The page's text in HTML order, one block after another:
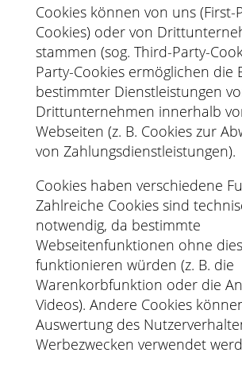
Cookies können von uns (First-
Cookies) oder von
stammen (sog. Third-Party-
Party-Cookies ermöglichen die
bestimmter Dienstleistungen
Drittunternehmen innerhalb
Webseiten (z. B. Cookies zur
von Zahlungsdienstleistungen).
Cookies haben verschiedene
Zahlreiche Cookies sind
notwendig, da bestimmte
Webseitenfunktionen ohne
funktionieren würden (z. B. die
Warenkorbfunktion oder die
Videos). Andere Cookies
Auswertung des
Werbezwecken verwendet